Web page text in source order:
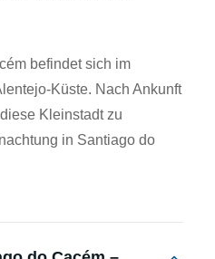
befindet sich im
Küste. Nach Ankunft
Kleinstadt zu
in Santiago do